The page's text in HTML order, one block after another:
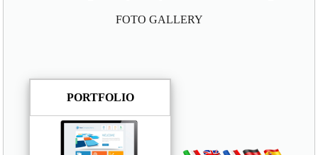
FOTO GALLERY
PORTFOLIO